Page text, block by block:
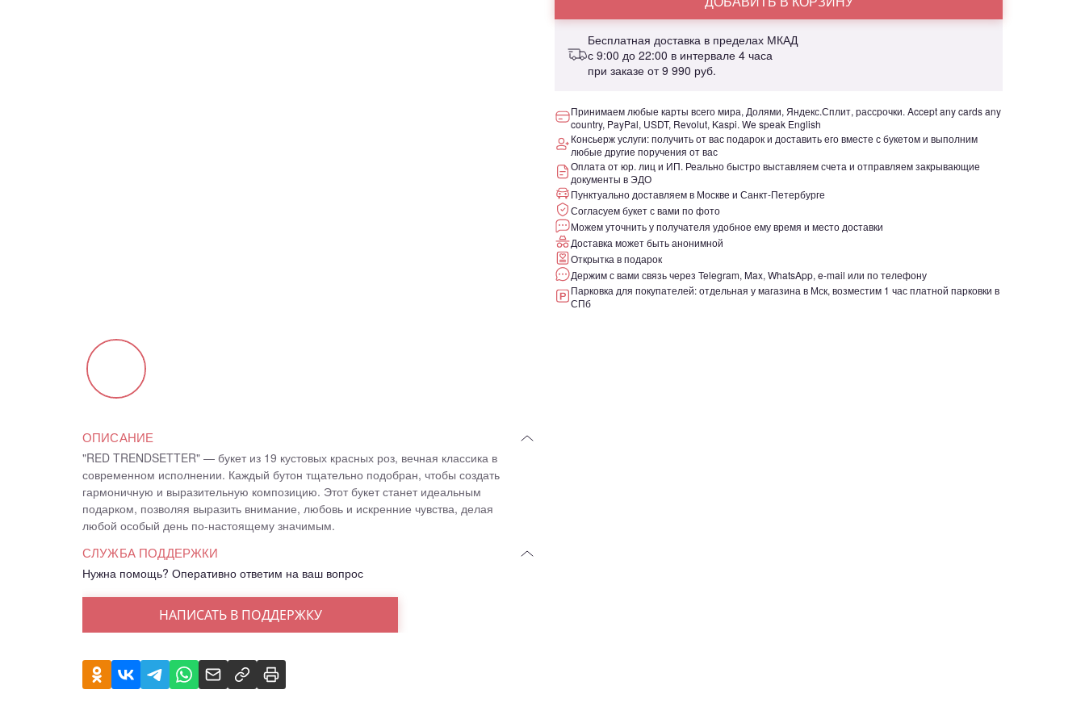
Бесплатная доставка в пределах МКАД
с 9:00 до 22:00 в интервале 4 часа
при заказе от9 990 руб.
Принимаем любые карты всего мира, Долями, Яндекс.Сплит, рассрочки. Accept any cards any
country, PayPal, USDT, Revolut, Kaspi. We speak English
Консьерж услуги: получить от вас подарок и доставить его вместе с букетом и выполним
любые другие поручения от вас
Оплата от юр. лиц и ИП. Реально быстро выставляем счета и отправляем закрывающие
документы в ЭДО
Пунктуально доставляем в Москве и Санкт-Петербурге
Согласуем букет с вами по фото
Можем уточнить у получателя удобное ему время и место доставки
Доставка может быть анонимной
Открытка в подарок
Держим с вами связь через Telegram, Max, WhatsApp, e-mail или по телефону
Парковка для покупателей: отдельная у магазина в Мск, возместим 1 час платной парковки в
СПб
ОПИСАНИЕ
"RED TRENDSETTER" — букет из 19 кустовых красных роз, вечная классика в
современном исполнении. Каждый бутон тщательно подобран, чтобы создать
гармоничную и выразительную композицию. Этот букет станет идеальным
подарком, позволяя выразить внимание, любовь и искренние чувства, делая
любой особый день по-настоящему значимым.
СЛУЖБА ПОДДЕРЖКИ
Нужна помощь? Оперативно ответим на ваш вопрос
НАПИСАТЬ В ПОДДЕРЖКУ